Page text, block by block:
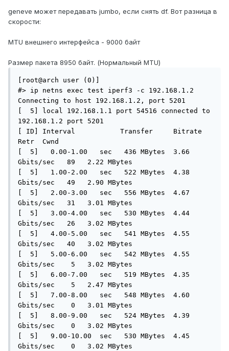
geneve может передавать jumbo, если снять df. Вот разница в
скорости:
MTU внешнего интерфейса - 9000 байт
Размер пакета 8950 байт. (Нормальный MTU)
[root@arch user (0)]
#> ip netns exec test iperf3 -c 192.168.1.2
Connecting to host 192.168.1.2, port 5201
[  5] local 192.168.1.1 port 54516 connected to
192.168.1.2 port 5201
[ ID] Interval           Transfer     Bitrate
Retr  Cwnd
[  5]   0.00-1.00   sec   436 MBytes  3.66
Gbits/sec   89   2.22 MBytes
[  5]   1.00-2.00   sec   522 MBytes  4.38
Gbits/sec   49   2.90 MBytes
[  5]   2.00-3.00   sec   556 MBytes  4.67
Gbits/sec   31   3.01 MBytes
[  5]   3.00-4.00   sec   530 MBytes  4.44
Gbits/sec   26   3.02 MBytes
[  5]   4.00-5.00   sec   541 MBytes  4.55
Gbits/sec   40   3.02 MBytes
[  5]   5.00-6.00   sec   542 MBytes  4.55
Gbits/sec    5   3.02 MBytes
[  5]   6.00-7.00   sec   519 MBytes  4.35
Gbits/sec    5   2.47 MBytes
[  5]   7.00-8.00   sec   548 MBytes  4.60
Gbits/sec    0   3.01 MBytes
[  5]   8.00-9.00   sec   524 MBytes  4.39
Gbits/sec    0   3.02 MBytes
[  5]   9.00-10.00  sec   530 MBytes  4.45
Gbits/sec    0   3.02 MBytes